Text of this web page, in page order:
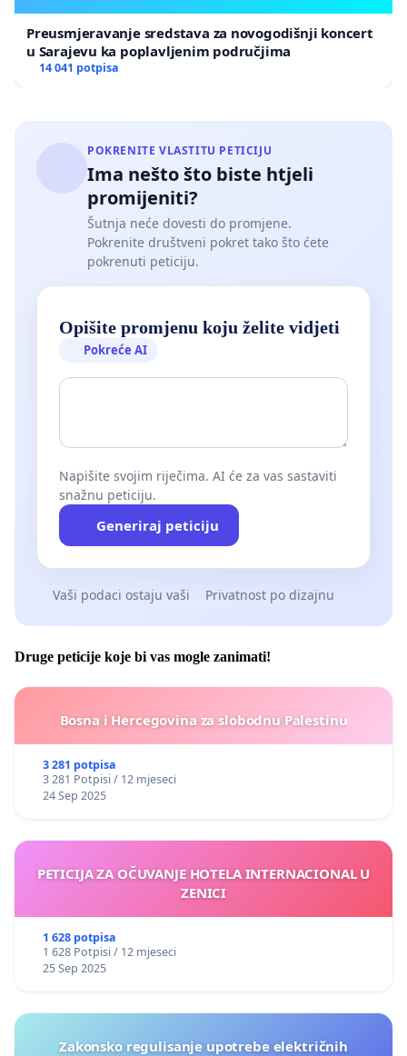
Preusmjeravanje sredstava za novogodišnji koncert
u Sarajevu ka poplavljenim područjima
14 041 potpisa
POKRENITE VLASTITU PETICIJU
Ima nešto što biste htjeli
promijeniti?
Šutnja neće dovesti do promjene.
Pokrenite društveni pokret tako što ćete
pokrenuti peticiju.
Opišite promjenu koju želite vidjeti
Pokreće AI
Napišite svojim riječima. AI će za vas sastaviti
snažnu peticiju.
Generiraj peticiju
Vaši podaci ostaju vaši Privatnost po dizajnu
Druge peticije koje bi vas mogle zanimati!
Bosna i Hercegovina za slobodnu Palestinu
3 281 potpisa
3 281 Potpisi / 12 mjeseci
24 Sep 2025
PETICIJA ZA OČUVANJE HOTELA INTERNACIONAL U
ZENICI
1 628 potpisa
1 628 Potpisi / 12 mjeseci
25 Sep 2025
Zakonsko regulisanje upotrebe električnih